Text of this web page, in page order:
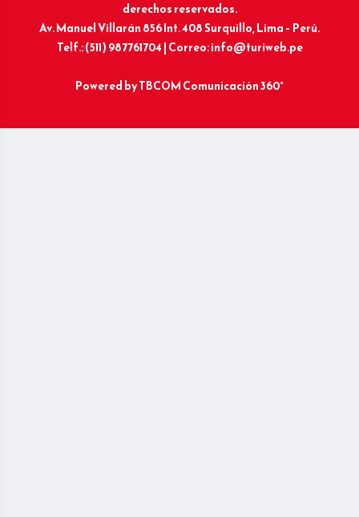
derechos reservados.
Av. Manuel Villarán 856 Int. 408 Surquillo, Lima – Perú.
Telf.: (511) 987761704 | Correo: info@turiweb.pe
Powered byTBCOM Comunicación 360°